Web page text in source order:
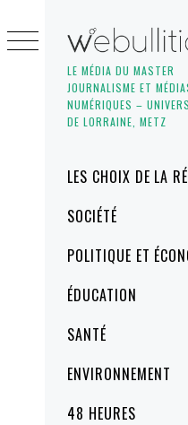
LE MÉDIA DU MASTER
JOURNALISME ET
NUMÉRIQUES –
DE LORRAINE, METZ
MenuLES CHOIX DE LA
SOCIÉTÉ
POLITIQUE ET
ÉDUCATION
SANTÉ
ENVIRONNEMENT
48 HEURES
to
content